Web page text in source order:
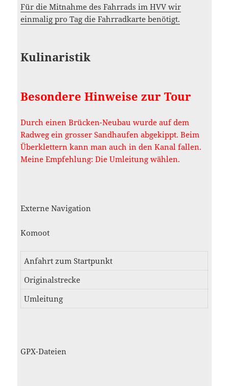
Für die Mitnahme des Fahrrads im HVV wir
einmalig pro Tag die Fahrradkarte benötigt.
Kulinaristik
Besondere Hinweise zur Tour
Durch einen Brücken-Neubau wurde auf dem
Radweg ein grosser Sandhaufen abgekippt. Beim
Überklettern kann man auch in den Kanal fallen.
Meine Empfehlung: Die Umleitung wählen.
Externe Navigation
Komoot
Anfahrt zum Startpunkt
Originalstrecke
Umleitung
GPX-Dateien